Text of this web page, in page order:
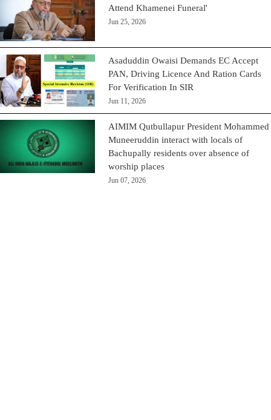
Attend Khamenei Funeral'
Jun 25, 2026
Asaduddin Owaisi Demands EC Accept
PAN, Driving Licence And Ration Cards
For Verification In SIR
Jun 11, 2026
AIMIM Qutbullapur President Mohammed
Muneeruddin interact with locals of
Bachupally residents over absence of
worship places
Jun 07, 2026